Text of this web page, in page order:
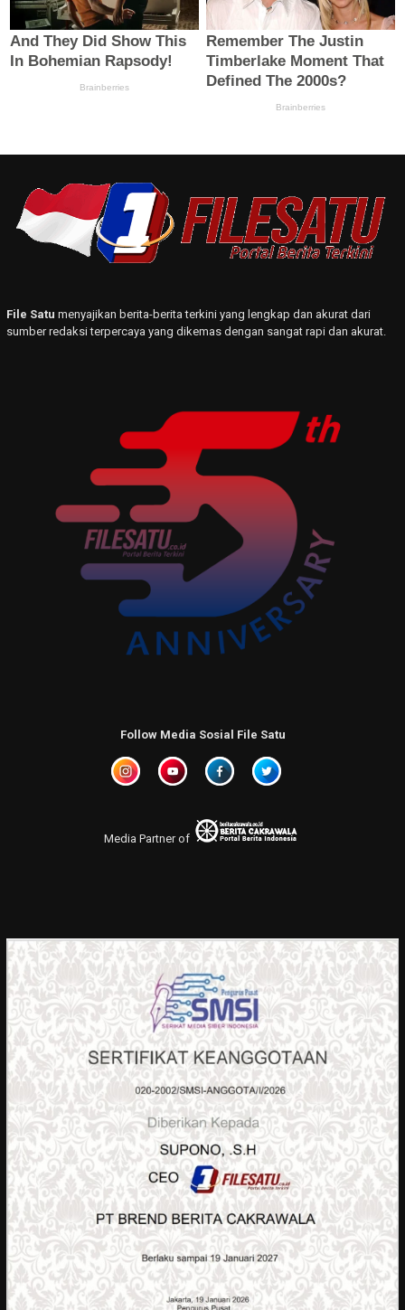
File Satu menyajikan berita-berita terkini yang lengkap dan akurat dari
sumber redaksi terpercaya yang dikemas dengan sangat rapi dan akurat.
Follow Media Sosial File Satu
Media Partner of